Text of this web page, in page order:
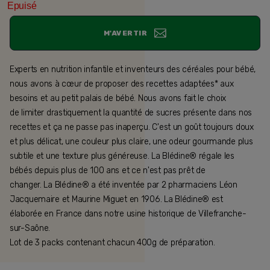
Epuisé
M'AVERTIR
Experts en nutrition infantile et inventeurs des céréales pour bébé,
nous avons à cœur de proposer des recettes adaptées* aux
besoins et au petit palais de bébé. Nous avons fait le choix
de limiter drastiquement la quantité de sucres présente dans nos
recettes et ça ne passe pas inaperçu. C'est un goût toujours doux
et plus délicat, une couleur plus claire, une odeur gourmande plus
subtile et une texture plus généreuse. La Blédine® régale les
bébés depuis plus de 100 ans et ce n'est pas prêt de
changer. La Blédine® a été inventée par 2 pharmaciens Léon
Jacquemaire et Maurine Miguet en 1906. La Blédine® est
élaborée en France dans notre usine historique de Villefranche-
sur-Saône.
Lot de 3 packs contenant chacun 400g de préparation.